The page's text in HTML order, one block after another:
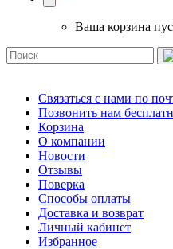
Ваша корзина
Связаться с нами по
Позвонить нам
Корзина
О компании
Новости
Отзывы
Поверка
Способы оплаты
Доставка и возврат
Личный кабинет
Избранное